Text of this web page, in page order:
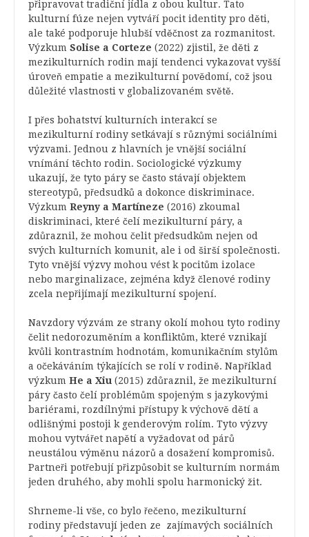
připravovat tradiční jídla z obou kultur. Tato
kulturní fúze nejen vytváří pocit identity pro děti,
ale také podporuje hlubší vděčnost za rozmanitost.
Výzkum Solise a Corteze (2022) zjistil, že děti z
mezikulturních rodin mají tendenci vykazovat vyšší
úroveň empatie a mezikulturní povědomí, což jsou
důležité vlastnosti v globalizovaném světě.
I přes bohatství kulturních interakcí se
mezikulturní rodiny setkávají s různými sociálními
výzvami. Jednou z hlavních je vnější sociální
vnímání těchto rodin. Sociologické výzkumy
ukazují, že tyto páry se často stávají objektem
stereotypů, předsudků a dokonce diskriminace.
Výzkum Reyny a Martíneze (2016) zkoumal
diskriminaci, které čelí mezikulturní páry, a
zdůraznil, že mohou čelit předsudkům nejen od
svých kulturních komunit, ale i od širší společnosti.
Tyto vnější výzvy mohou vést k pocitům izolace
nebo marginalizace, zejména když členové rodiny
zcela nepřijímají mezikulturní spojení.
Navzdory výzvám ze strany okolí mohou tyto rodiny
čelit nedorozuměním a konfliktům, které vznikají
kvůli kontrastním hodnotám, komunikačním stylům
a očekáváním týkajících se rolí v rodině. Například
výzkum He a Xiu (2015) zdůraznil, že mezikulturní
páry často čelí problémům spojeným s jazykovými
bariérami, rozdílnými přístupy k výchově dětí a
odlišnými postoji k genderovým rolím. Tyto výzvy
mohou vytvářet napětí a vyžadovat od párů
neustálou výměnu názorů a dosažení kompromisů.
Partneři potřebují přizpůsobit se kulturním normám
jeden druhého, aby mohli spolu harmonický žit.
Shrneme-li vše, co bylo řečeno, mezikulturní
rodiny představují jeden ze zajímavých sociálních